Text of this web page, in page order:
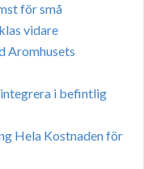
för små
vidare
Aromhusets
i befintlig
Hela Kostnaden för